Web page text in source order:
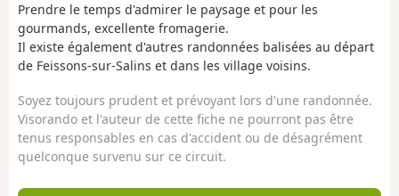
Prendre le temps d'admirer le paysage et pour les
gourmands, excellente fromagerie.
Il existe également d'autres randonnées balisées au départ
de Feissons-sur-Salins et dans les village voisins.
Soyez toujours prudent et prévoyant lors d'une randonnée.
Visorando et l'auteur de cette fiche ne pourront pas être
tenus responsables en cas d'accident ou de désagrément
quelconque survenu sur ce circuit.